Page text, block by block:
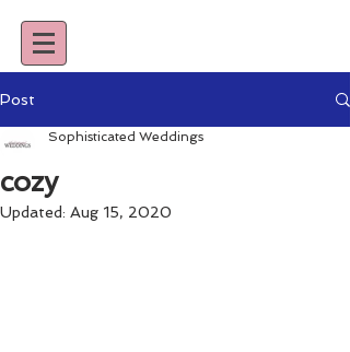
Post
cozy
Sophisticated Weddings
Updated: Aug 15, 2020